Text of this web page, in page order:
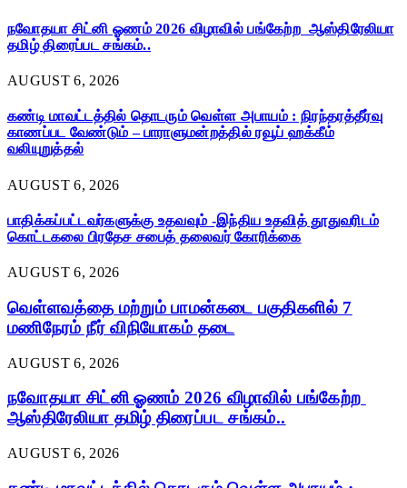
நவோதயா சிட்னி ஓணம் 2026 விழாவில் பங்கேற்ற ஆஸ்திரேலியா
தமிழ் திரைப்பட சங்கம்..
AUGUST 6, 2026
கண்டி மாவட்டத்தில் தொடரும் வெள்ள அபாயம் : நிரந்தரத்தீர்வு
காணப்பட வேண்டும் – பாராளுமன்றத்தில் ரவூப் ஹக்கீம்
வலியுறுத்தல்
AUGUST 6, 2026
பாதிக்கப்பட்டவர்களுக்கு உதவவும் -இந்திய உதவித் தூதுவரிடம்
கொட்டகலை பிரதேச சபைத் தலைவர் கோரிக்கை
AUGUST 6, 2026
வெள்ளவத்தை மற்றும் பாமன்கடை பகுதிகளில் 7
மணிநேரம் நீர் விநியோகம் தடை
AUGUST 6, 2026
நவோதயா சிட்னி ஓணம் 2026 விழாவில் பங்கேற்ற
ஆஸ்திரேலியா தமிழ் திரைப்பட சங்கம்..
AUGUST 6, 2026